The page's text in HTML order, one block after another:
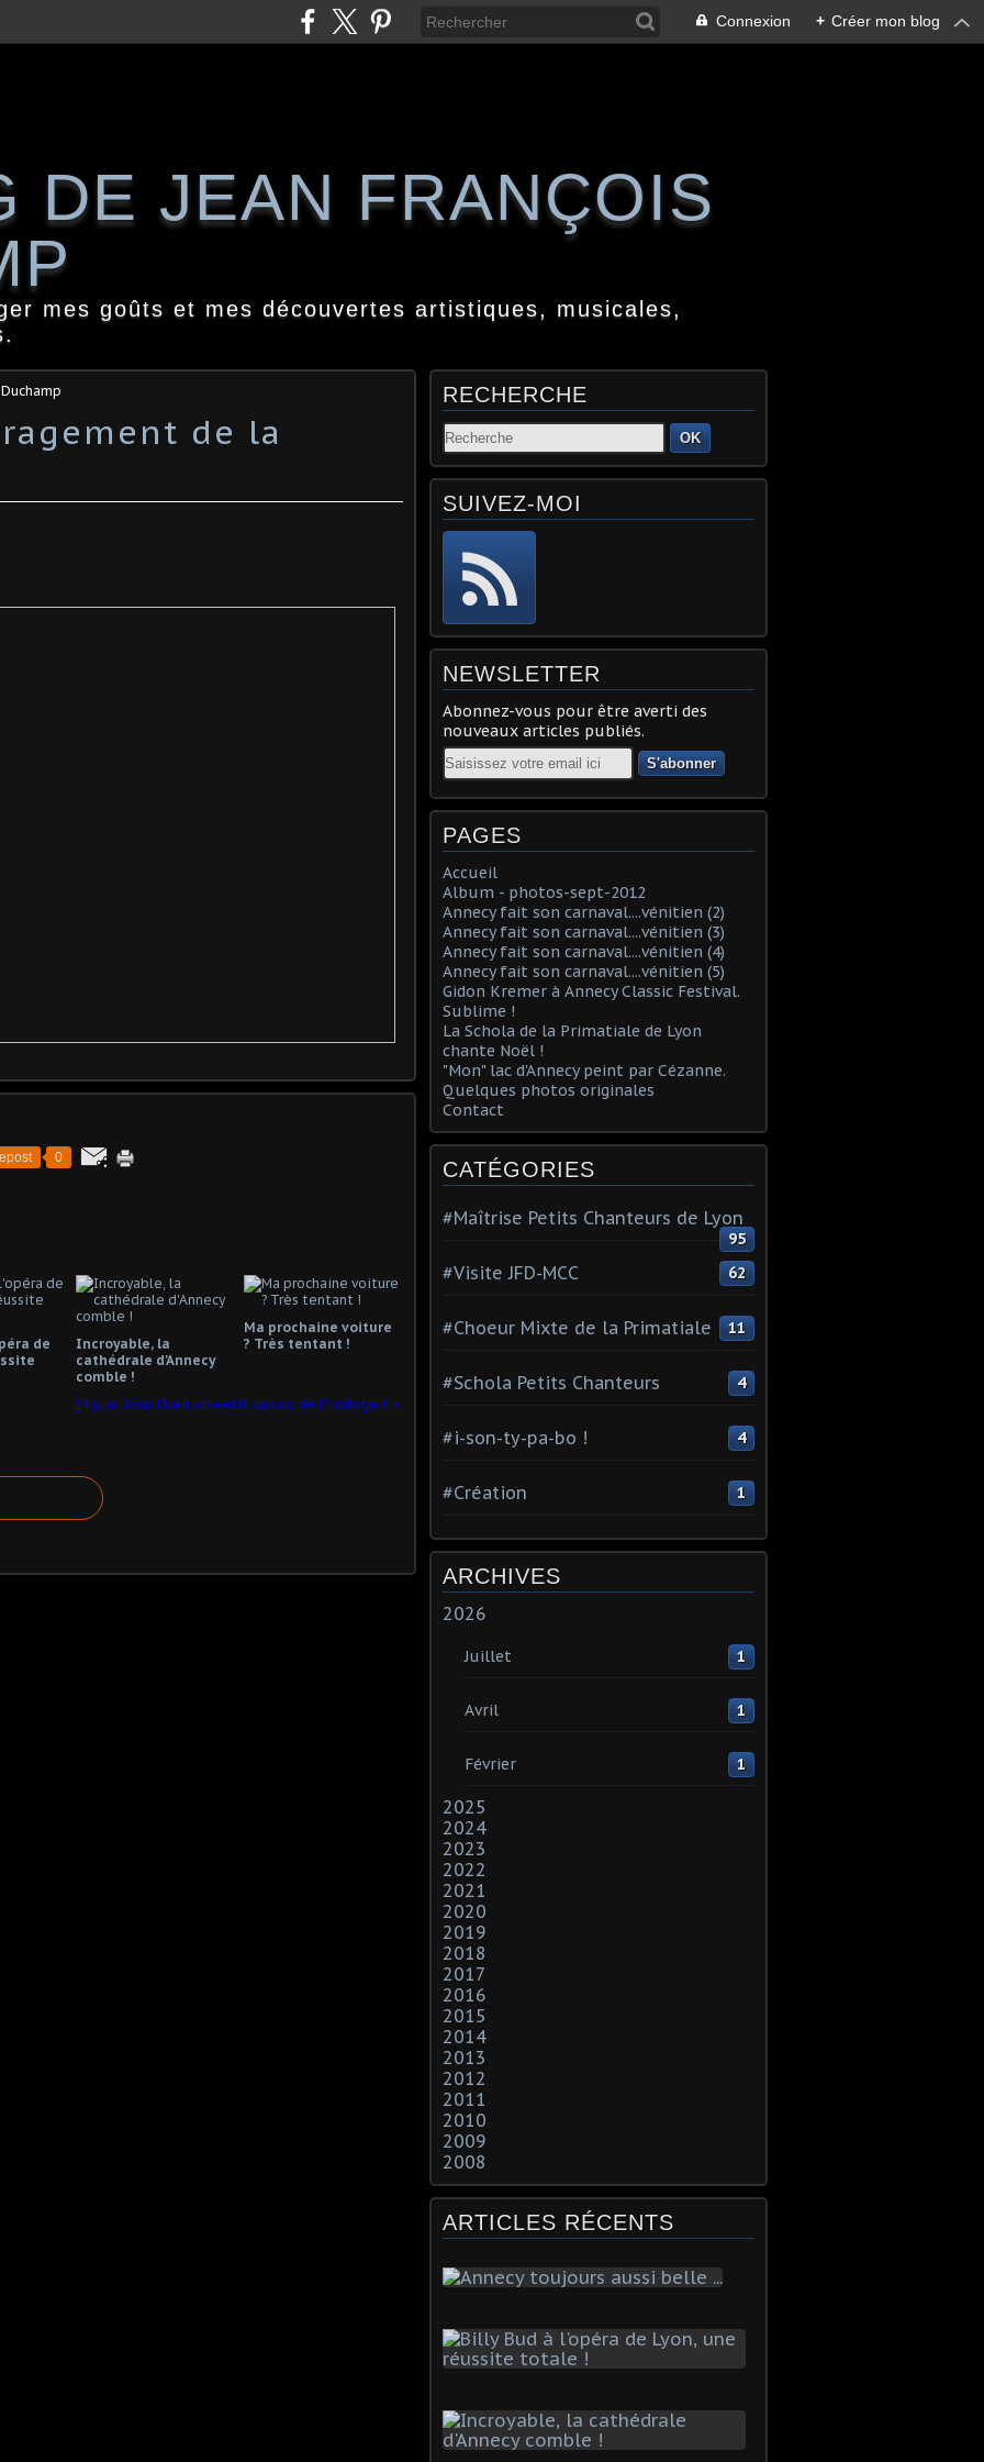
Connexion + Créer mon blog
DE JEAN FRANÇOIS
mes goûts et mes découvertes artistiques, musicales,
de la
0
de
Incroyable, la
cathédrale d'Annecy
comble !
Ma prochaine voiture
? Très tentant !
24 juin. Sous l'oeil attentif du coq de l'horloge !
RECHERCHE
OK
SUIVEZ-MOI
NEWSLETTER
Abonnez-vous pour être averti des
nouveaux articles publiés.
Email
PAGES
Accueil
Album - photos-sept-2012
Annecy fait son carnaval....vénitien (2)
Annecy fait son carnaval....vénitien (3)
Annecy fait son carnaval....vénitien (4)
Annecy fait son carnaval....vénitien (5)
Gidon Kremer à Annecy Classic Festival.
Sublime !
La Schola de la Primatiale de Lyon
chante Noël !
"Mon" lac d'Annecy peint par Cézanne.
Quelques photos originales
Contact
CATÉGORIES
#Maîtrise Petits Chanteurs de Lyon
95
#Visite JFD-MCC 62
#Choeur Mixte de la Primatiale 11
#Schola Petits Chanteurs 4
#i-son-ty-pa-bo ! 4
#Création 1
ARCHIVES
2026
Juillet 1
Avril 1
Février 1
2025
2024
2023
2022
2021
2020
2019
2018
2017
2016
2015
2014
2013
2012
2011
2010
2009
2008
ARTICLES RÉCENTS